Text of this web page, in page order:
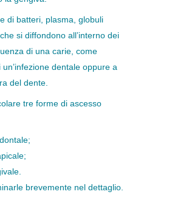
di batteri, plasma, globuli
si diffondono all’interno dei
di una carie, come
dentale oppure a
del dente.
tre forme di ascesso
brevemente nel dettaglio.